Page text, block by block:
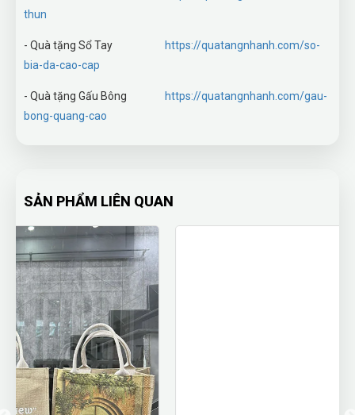
thun
- Quà tặng Sổ Tay
https://quatangnhanh.com/so-
bia-da-cao-cap
- Quà tặng Gấu Bông
https://quatangnhanh.com/gau-
bong-quang-cao
SẢN PHẨM LIÊN QUAN